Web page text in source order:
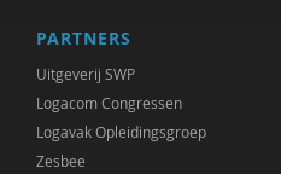
Machteld Huber
Gaby Jacobs
Ruben Jacobs
PARTNERS
Uitgeverij SWP
Logacom Congressen
Logavak Opleidingsgroep
Zesbee